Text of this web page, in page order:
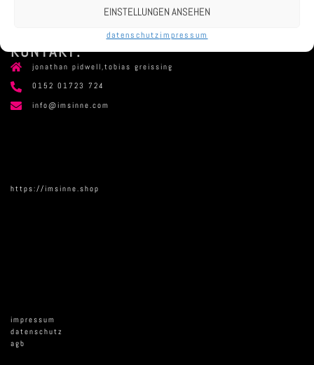
EINSTELLUNGEN ANSEHEN
datenschutzimpressum
KONTAKT:
jonathan pidwell,tobias greissing
0152 01723 724
info@imsinne.com
https://imsinne.shop
impressum
datenschutz
agb